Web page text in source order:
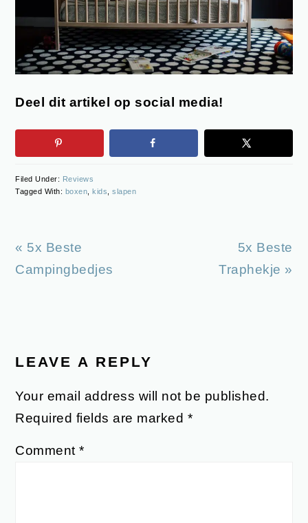
Deel dit artikel op social media!
Filed Under: Reviews
Tagged With: boxen ,kids ,slapen
Previous
Post:
« 5x Beste
Campingbedjes
Next
Post:
5x Beste
Traphekje »
LEAVE A REPLY
Your email address will not be published.
Required fields are marked *
Comment*